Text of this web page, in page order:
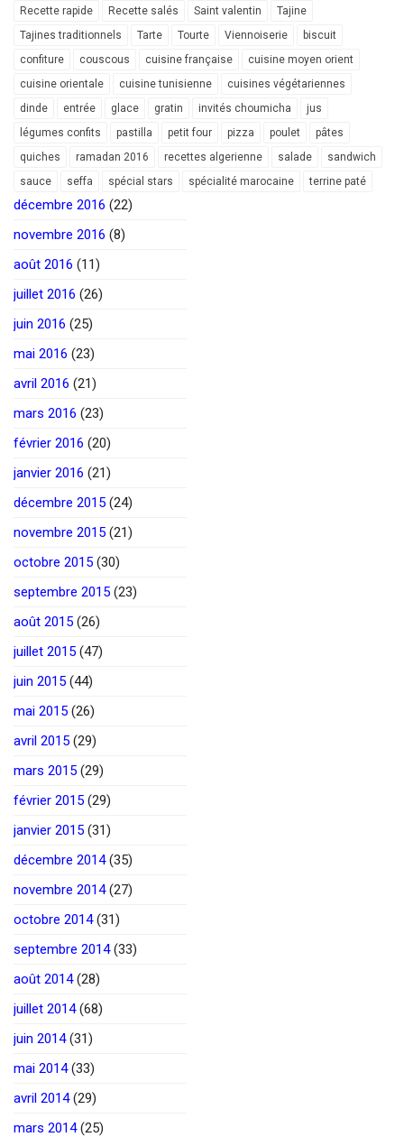
Recette rapide Recette salés Saint valentin
Tajine
Tajines traditionnels
Tarte Tourte Viennoiserie
biscuit
confiture
couscous cuisine française
cuisine moyen orient
cuisine orientale
cuisine tunisienne
cuisines végétariennes
dinde
entrée glace gratin invités choumicha
jus
légumes confits
pastilla petit four pizza poulet
pâtes
quiches
ramadan 2016 recettes algerienne salade
sandwich
sauce
seffa spécial stars spécialité marocaine terrine paté
décembre 2016 (22)
novembre 2016 (8)
août 2016 (11)
juillet 2016 (26)
juin 2016 (25)
mai 2016 (23)
avril 2016 (21)
mars 2016 (23)
février 2016 (20)
janvier 2016 (21)
décembre 2015 (24)
novembre 2015 (21)
octobre 2015 (30)
septembre 2015 (23)
août 2015 (26)
juillet 2015 (47)
juin 2015 (44)
mai 2015 (26)
avril 2015 (29)
mars 2015 (29)
février 2015 (29)
janvier 2015 (31)
décembre 2014(35)
novembre 2014(27)
octobre 2014(31)
septembre 2014(33)
août 2014(28)
juillet 2014(68)
juin 2014(31)
mai 2014(33)
avril 2014(29)
mars 2014(25)